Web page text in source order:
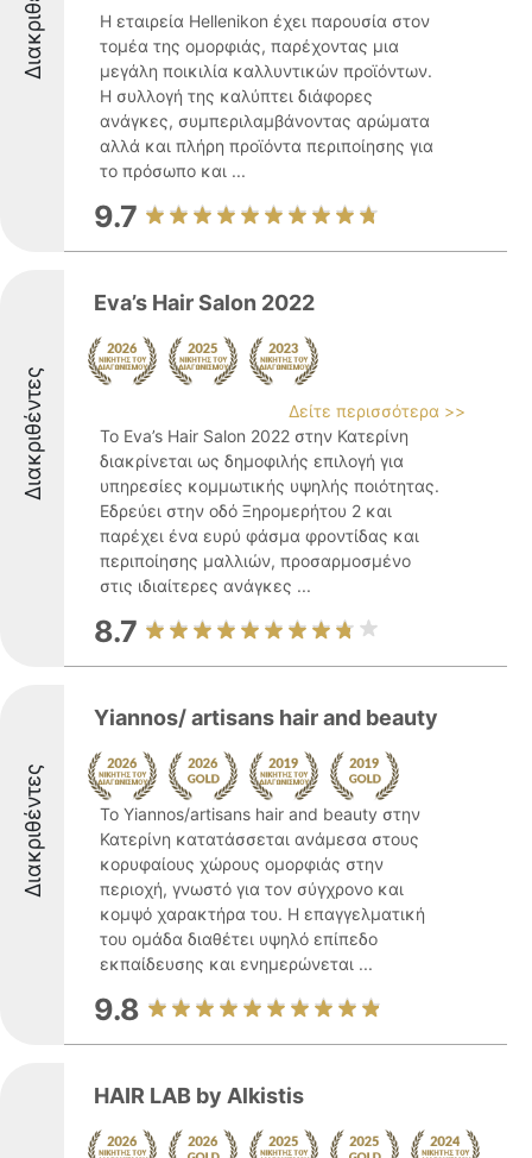
Η εταιρεία Hellenikon έχει παρουσία στον
τομέα της ομορφιάς, παρέχοντας μια
μεγάλη ποικιλία καλλυντικών προϊόντων.
Η συλλογή της καλύπτει διάφορες
ανάγκες, συμπεριλαμβάνοντας αρώματα
αλλά και πλήρη προϊόντα περιποίησης για
το πρόσωπο και ...
9.7
Διακριθέντες
Eva’s Hair Salon 2022
Δείτε περισσότερα >>
Το Eva’s Hair Salon 2022 στην Κατερίνη
διακρίνεται ως δημοφιλής επιλογή για
υπηρεσίες κομμωτικής υψηλής ποιότητας.
Εδρεύει στην οδό Ξηρομερήτου 2 και
παρέχει ένα ευρύ φάσμα φροντίδας και
περιποίησης μαλλιών, προσαρμοσμένο
στις ιδιαίτερες ανάγκες ...
8.7
Διακριθέντες
Yiannos/ artisans hair and beauty
Το Yiannos/artisans hair and beauty στην
Κατερίνη κατατάσσεται ανάμεσα στους
κορυφαίους χώρους ομορφιάς στην
περιοχή, γνωστό για τον σύγχρονο και
κομψό χαρακτήρα του. Η επαγγελματική
του ομάδα διαθέτει υψηλό επίπεδο
εκπαίδευσης και ενημερώνεται ...
9.8
HAIR LAB by Alkistis